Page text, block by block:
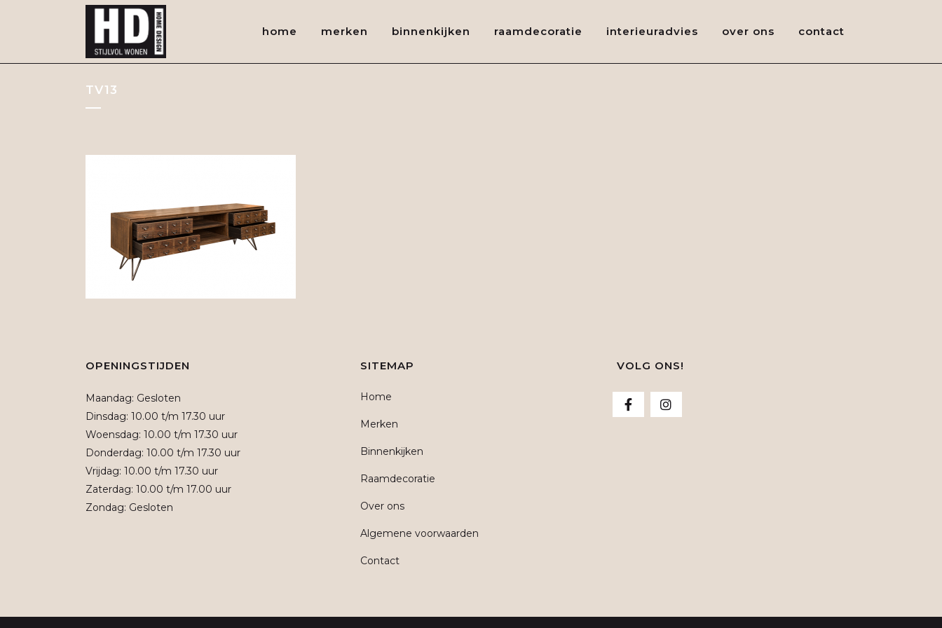
home merken binnenkijken raamdecoratie interieuradvies over ons contact
TV13
OPENINGSTIJDEN
Maandag: Gesloten
Dinsdag: 10.00 t/m 17.30 uur
Woensdag: 10.00 t/m 17.30 uur
Donderdag: 10.00 t/m 17.30 uur
Vrijdag: 10.00 t/m 17.30 uur
Zaterdag: 10.00 t/m 17.00 uur
Zondag: Gesloten
SITEMAP
Home
Merken
Binnenkijken
Raamdecoratie
Over ons
Algemene voorwaarden
Contact
VOLG ONS!